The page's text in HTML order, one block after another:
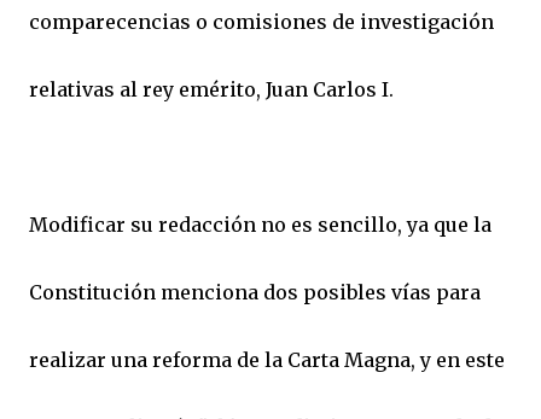
comparecencias o comisiones de investigación
relativas al rey emérito, Juan Carlos I.
Modificar su redacción no es sencillo, ya que la
Constitución menciona dos posibles vías para
realizar una reforma de la Carta Magna, y en este